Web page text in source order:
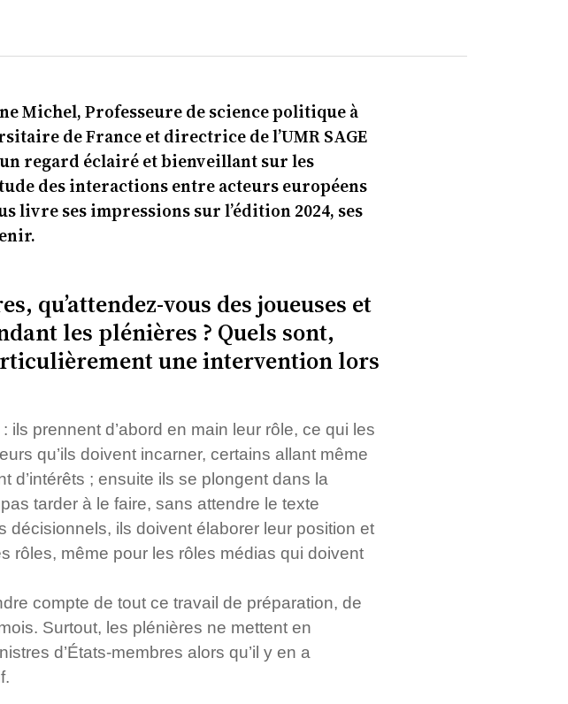
Michel, Professeure de science politique à
de France et directrice de l’UMR SAGE
regard éclairé et bienveillant sur les
des interactions entre acteurs européens
livre ses impressions sur l’édition 2024, ses
qu’attendez-vous des joueuses et
les plénières ? Quels sont,
une intervention lors
prennent d’abord en main leur rôle, ce qui les
qu’ils doivent incarner, certains allant même
d’intérêts ; ensuite ils se plongent dans la
tarder à le faire, sans attendre le texte
décisionnels, ils doivent élaborer leur position et
rôles, même pour les rôles médias qui doivent
compte de tout ce travail de préparation, de
Surtout, les plénières ne mettent en
d’États-membres alors qu’il y en a